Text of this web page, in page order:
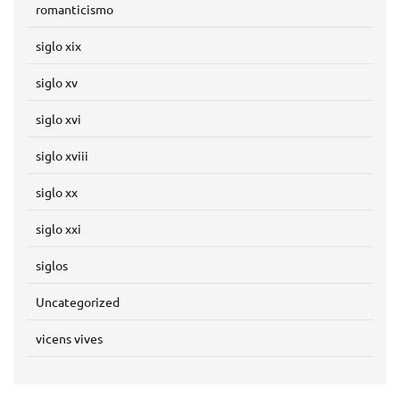
romanticismo
siglo xix
siglo xv
siglo xvi
siglo xviii
siglo xx
siglo xxi
siglos
Uncategorized
vicens vives